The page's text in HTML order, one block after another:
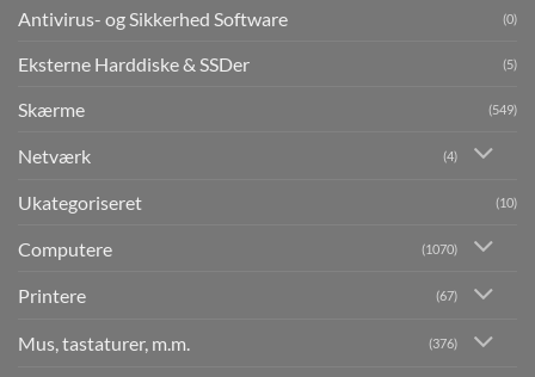
Antivirus- og Sikkerhed Software (0)
Eksterne Harddiske & SSDer (5)
Skærme (549)
Netværk (4)
Ukategoriseret (10)
Computere (1070)
Printere (67)
Mus, tastaturer, m.m. (376)